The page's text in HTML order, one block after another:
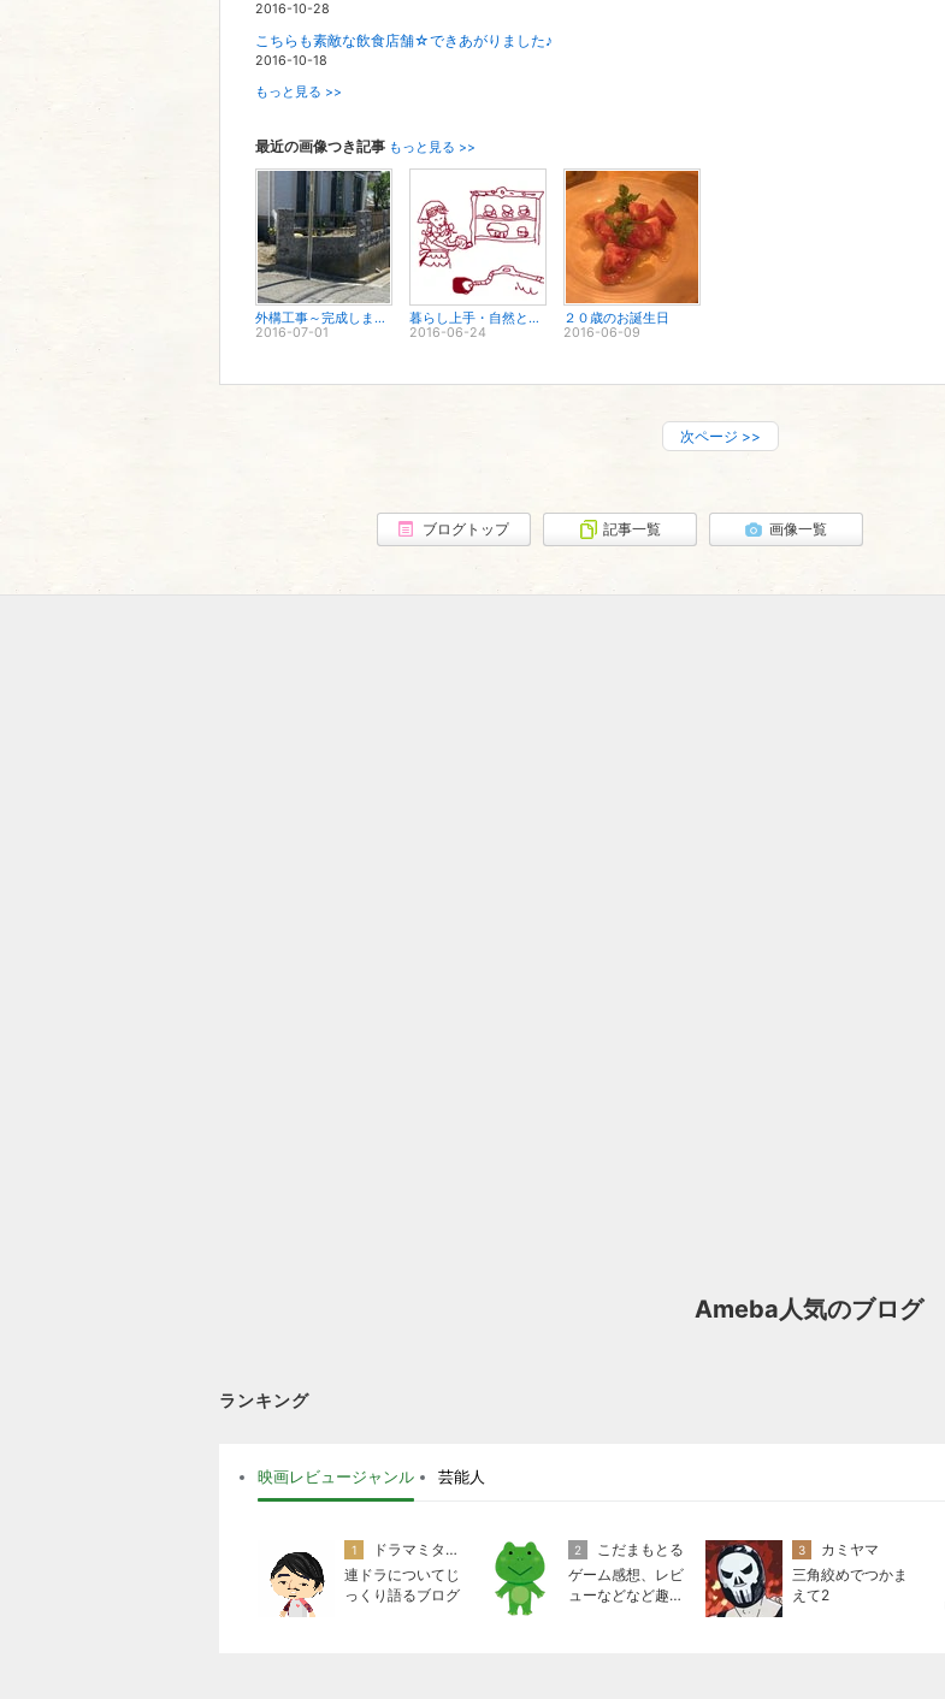
2016-10-28
こちらも素敵な飲食店舗☆できあがりました♪
2016-10-18
もっと見る >>
最近の画像つき記事 もっと見る >>
外構工事～完成しました。。。
2016-07-01
暮らし上手・自然と家事を楽しみたいです。。。
2016-06-24
２０歳のお誕生日
2016-06-09
次ページ >>
ブログトップ 記事一覧 画像一覧
Ameba人気のブログ
ランキング
映画レビュージャンル 芸能人
1
ドラマミタロー
連ドラについてじ
っくり語るブログ
2
こだまもとる
ゲーム感想、レビ
ューなどなど趣味
3
カミヤマ
三角絞めでつかま
えて2